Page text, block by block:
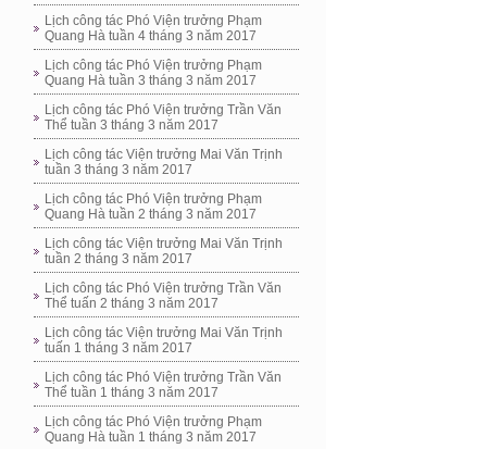
Lịch công tác Phó Viện trưởng Phạm
Quang Hà tuần 4 tháng 3 năm 2017
Lịch công tác Phó Viện trưởng Phạm
Quang Hà tuần 3 tháng 3 năm 2017
Lịch công tác Phó Viện trưởng Trần Văn
Thể tuần 3 tháng 3 năm 2017
Lịch công tác Viện trưởng Mai Văn Trịnh
tuần 3 tháng 3 năm 2017
Lịch công tác Phó Viện trưởng Phạm
Quang Hà tuần 2 tháng 3 năm 2017
Lịch công tác Viện trưởng Mai Văn Trịnh
tuần 2 tháng 3 năm 2017
Lịch công tác Phó Viện trưởng Trần Văn
Thể tuấn 2 tháng 3 năm 2017
Lịch công tác Viện trưởng Mai Văn Trịnh
tuấn 1 tháng 3 năm 2017
Lịch công tác Phó Viện trưởng Trần Văn
Thể tuần 1 tháng 3 năm 2017
Lịch công tác Phó Viện trưởng Phạm
Quang Hà tuần 1 tháng 3 năm 2017